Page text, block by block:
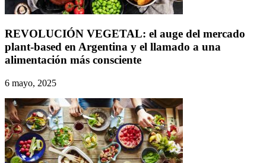
REVOLUCIÓN VEGETAL: el auge del mercado
plant-based en Argentina y el llamado a una
alimentación más consciente
6 mayo, 2025